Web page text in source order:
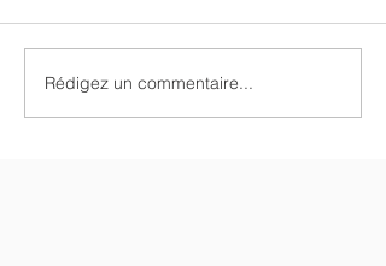
CLAP DE FIN SUR LE
CHALLENGE
Rédigez un commentaire...